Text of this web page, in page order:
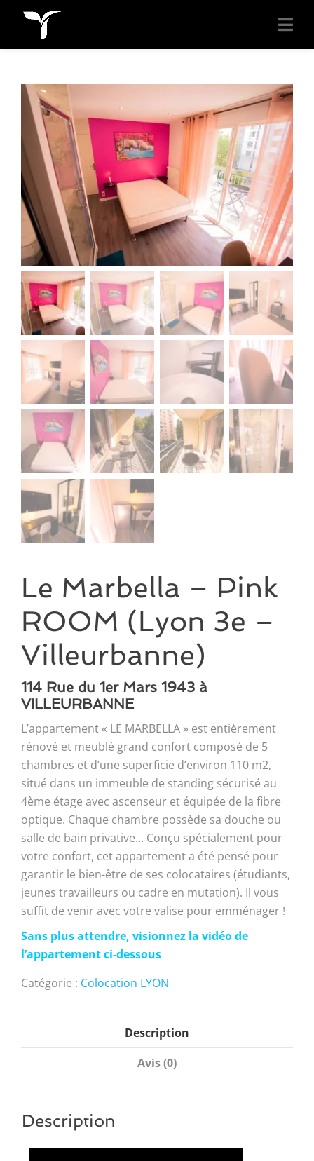
Le Marbella – Pink
ROOM (Lyon 3e –
Villeurbanne)
114 Rue du 1er Mars 1943 à
VILLEURBANNE
L’appartement « LE MARBELLA » est entièrement
rénové et meublé grand confort composé de 5
chambres et d’une superficie d’environ 110 m2,
situé dans un immeuble de standing sécurisé au
4ème étage avec ascenseur et équipée de la fibre
optique. Chaque chambre possède sa douche ou
salle de bain privative… Conçu spécialement pour
votre confort, cet appartement a été pensé pour
garantir le bien-être de ses colocataires (étudiants,
jeunes travailleurs ou cadre en mutation). Il vous
suffit de venir avec votre valise pour emménager !
Sans plus attendre, visionnez la vidéo de
l’appartement ci-dessous
Catégorie : Colocation LYON
Description
Avis (0)
Description